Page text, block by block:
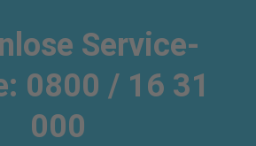
Service-
0800 / 16 31
000